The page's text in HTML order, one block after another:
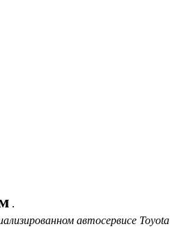
.
автосервисе Toyota